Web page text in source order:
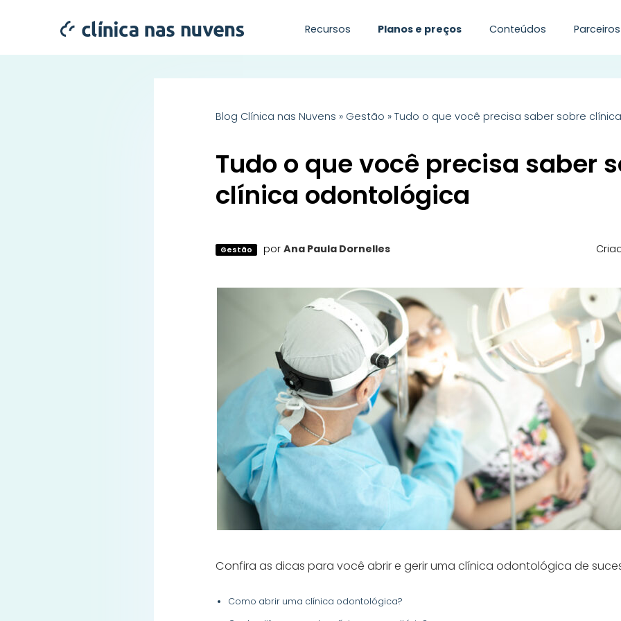
Recursos Planos e preços Conteúdos Parceiros
Blog Clínica nas Nuvens » Gestão »Tudo o que você precisa saber sobre
Tudo o que você precisa saber
clínica odontológica
Gestão por Ana Paula Dornelles
Confira as dicas para você abrir e gerir uma clínica odontológica de
Como abrir uma clínica odontológica?